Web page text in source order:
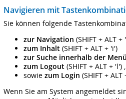
Navigieren mit
Sie können folgende
zur Navigation (SHIFT + ALT +
zum Inhalt (SHIFT + ALT + 'i')
zur Suche innerhalb der
zum Logout (SHIFT + ALT +
sowie zum Login (SHIFT + ALT
Wenn Sie am System angemeldet